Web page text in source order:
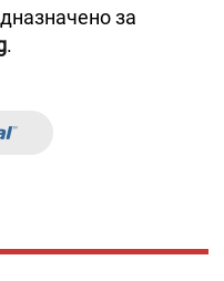
за
.